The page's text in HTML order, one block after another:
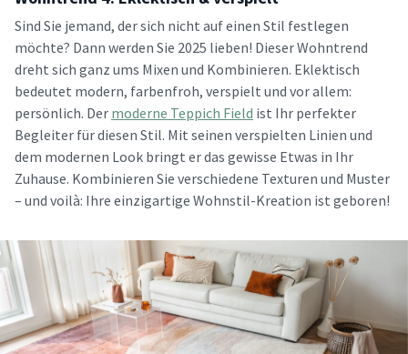
Sind Sie jemand, der sich nicht auf einen Stil festlegen
möchte? Dann werden Sie 2025 lieben! Dieser Wohntrend
dreht sich ganz ums Mixen und Kombinieren. Eklektisch
bedeutet modern, farbenfroh, verspielt und vor allem:
persönlich. Der moderne Teppich Field ist Ihr perfekter
Begleiter für diesen Stil. Mit seinen verspielten Linien und
dem modernen Look bringt er das gewisse Etwas in Ihr
Zuhause. Kombinieren Sie verschiedene Texturen und Muster
– und voilà: Ihre einzigartige Wohnstil-Kreation ist geboren!